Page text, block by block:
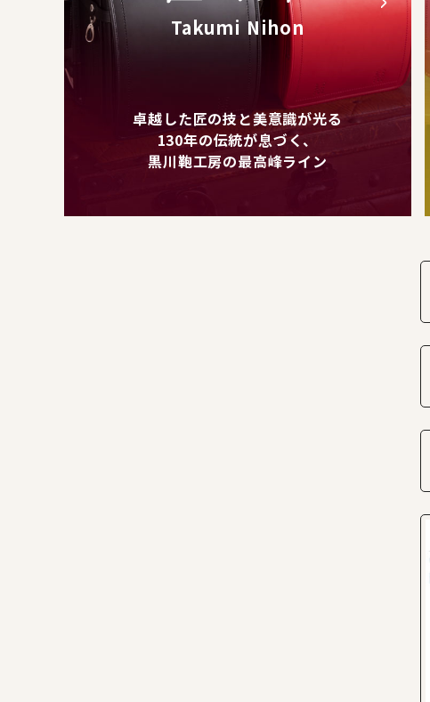
Takumi Nihon
卓越した匠の技と美意識が光る
130年の伝統が息づく、
黒川鞄工房の最高峰ライン